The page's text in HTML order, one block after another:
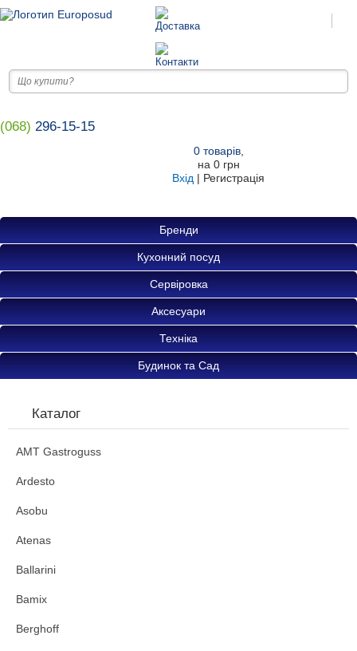
(068) 296-15-15
0товарів,
на 0 грн
Вхід | Регистрація
Бренди
Кухонний посуд
Сервіровка
Аксесуари
Техніка
Будинок та Сад
Каталог
AMT Gastroguss
Ardesto
Asobu
Atenas
Ballarini
Bamix
Berghoff